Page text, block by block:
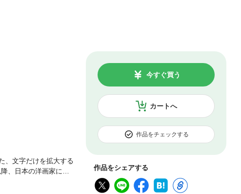
カートへ
今すぐ買う
作品をチェックする
作品をシェアする
、文字だけを拡大する
、日本の洋画家にと
し、その経験をもと